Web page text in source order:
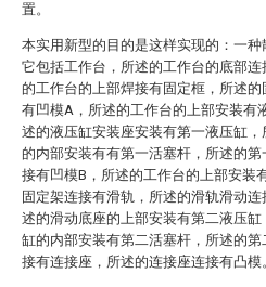
置。
本实用新型的目的是这样实现的：一种
它包括工作台，所述的工作台的底部连
的工作台的上部焊接有固定框，所述
有凹模A，所述的工作台的上部安装有
述的液压缸安装座安装有第一液压缸
的内部安装有有第一活塞杆，所述的
接有凹模B，所述的工作台的上部安装
固定架连接有滑轨，所述的滑轨滑动
述的滑动底座的上部安装有第二液压
缸的内部安装有第二活塞杆，所述的
接有连接座，所述的连接座连接有凸模